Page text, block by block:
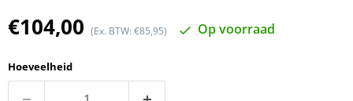
Huidige prijs
€104,00 (Ex. BTW: €85,95) Op voorraad
Hoeveelheid